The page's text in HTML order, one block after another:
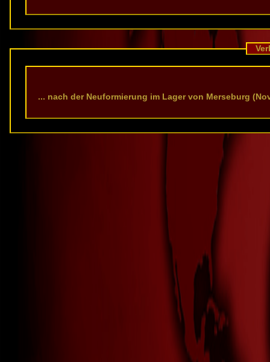
... nach der Neuformierung im Lager von Merseburg